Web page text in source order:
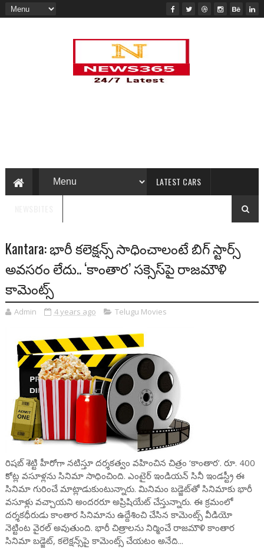
LATEST CARS
Kantara: భారీ కలెక్ష‌న్స్ సాధించాలంటే బిగ్ స్టార్స్
అవ‌స‌రం లేదు.. ‘కాంతార’ సక్సెస్‌పై రాజ‌మౌళి
కామెంట్స్‌
Admin 4 years ago Telugu Movies
రిషబ్ శెట్టి హీరోగా నటిస్తూ దర్శకత్వం వహించిన చిత్రం ‘కాంతార’. రూ. 400
కోట్ల వసూళ్లను సినిమా సాధించింది. ఎంటైర్ ఇండియన్ సినీ ఇండస్ట్రీ ఈ
సినిమా గురించే మాట్లాడుకుంటున్నారు. మినిమం బడ్జెట్‌తో సినిమాకు భారీ
వసూళ్లు వచ్చాయని అందరరూ అప్రిషియేట్ చేస్తున్నారు. ఈ క్రమంలో
దర్శకధీరుడు కాంతార సినిమాను ఉద్దేశించి చేసిన కామెంట్స్ వీడియో
నెట్టింట వైరల్ అవుతుంది. భారీ చిత్రాలను నిర్మించే రాజమౌళి కాంతార
సినిమా బడ్జెట్, కలెక్షన్స్‌పై కామెంట్స్ చేయటం అనేది...